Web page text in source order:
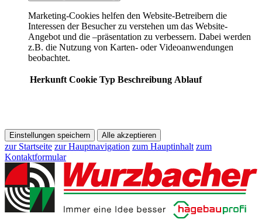
Marketing-Cookies helfen den Website-Betreibern die
Interessen der Besucher zu verstehen um das Website-
Angebot und die –präsentation zu verbessern. Dabei werden
z.B. die Nutzung von Karten- oder Videoanwendungen
beobachtet.
Herkunft Cookie Typ Beschreibung Ablauf
Einstellungen speichern Alle akzeptieren
zur Startseite zur Hauptnavigation zum Hauptinhalt zum
Kontaktformular